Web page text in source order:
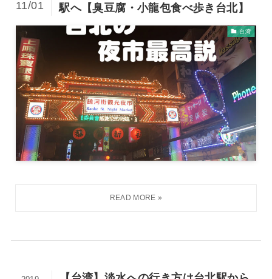
駅へ【臭豆腐・小龍包食べ歩き台北】
11/01
台湾